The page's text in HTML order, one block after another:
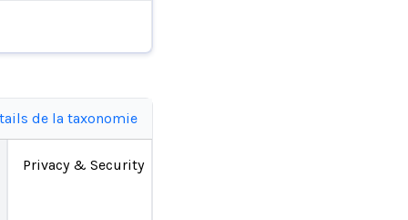
de la taxonomie
Privacy & Security